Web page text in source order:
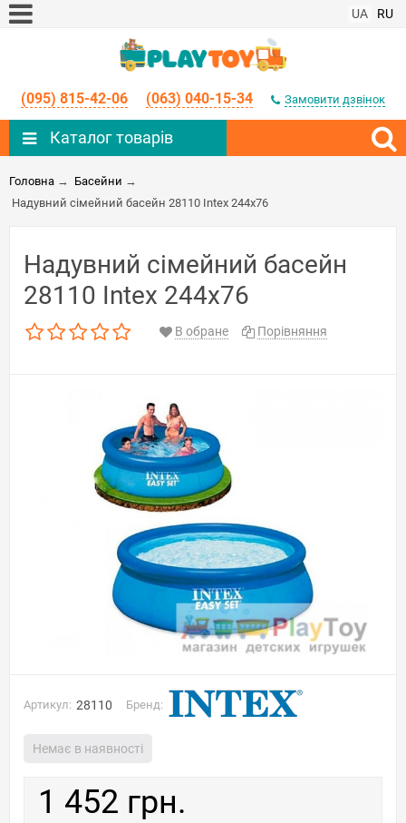
UA RU
(095) 815-42-06 (063) 040-15-34 Замовити дзвінок
Каталог товарів
Головна → Басейни →
Надувний сімейний басейн 28110 Intex 244x76
Надувний сімейний басейн
28110 Intex 244x76
В обране Порівняння
Артикул: 28110 Бренд:
Немає в наявності
1 452 грн.